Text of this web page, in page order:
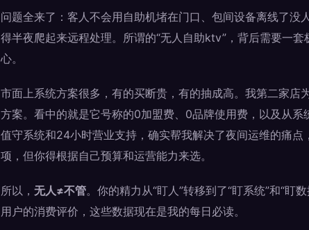
问题全来了：客人不会用自助机堵在门口、包间设备离线了
得半夜爬起来远程处理。所谓的“无人自助ktv”，背后需要一
心。
市面上系统方案很多，有的买断贵，有的抽成高。我第二家店
方案。看中的就是它号称的0加盟费、0品牌使用费，以及从
值守系统和24小时营业支持，确实帮我解决了夜间运维的痛
项，但你得根据自己预算和运营能力来选。
所以， 无人≠不管。你的精力从“盯人”转移到了“盯系统”和“盯
用户的消费评价，这些数据现在是我的每日必读。